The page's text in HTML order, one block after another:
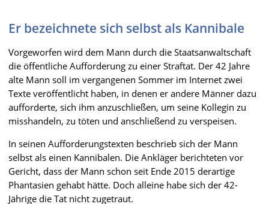
Er bezeichnete sich selbst als Kannibale
Vorgeworfen wird dem Mann durch die Staatsanwaltschaft
die öffentliche Aufforderung zu einer Straftat. Der 42 Jahre
alte Mann soll im vergangenen Sommer im Internet zwei
Texte veröffentlicht haben, in denen er andere Männer dazu
aufforderte, sich ihm anzuschließen, um seine Kollegin zu
misshandeln, zu töten und anschließend zu verspeisen.
In seinen Aufforderungstexten beschrieb sich der Mann
selbst als einen Kannibalen. Die Ankläger berichteten vor
Gericht, dass der Mann schon seit Ende 2015 derartige
Phantasien gehabt hätte. Doch alleine habe sich der 42-
Jährige die Tat nicht zugetraut.